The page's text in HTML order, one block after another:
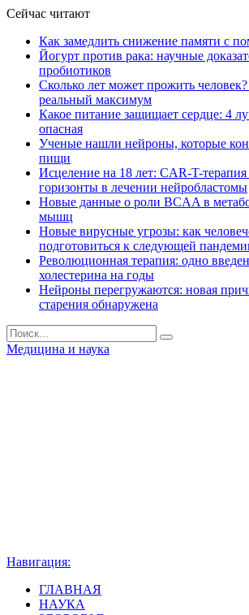
Сейчас читают
Как замедлить снижение памяти с
Йогурт против рака: научные
пробиотиков
Сколько лет может прожить
реальный максимум
Какое питание защищает сердце: 4
опасная
Ученые нашли нейроны, которые
пищи
Исцеление на 18 лет: CAR-T-
горизонты в лечении нейробластомы
Новые данные о роли BCAA в
мышц
Новые вирусные угрозы: как
подготовиться к следующей
Революционная терапия: одно
холестерина на годы
Нейроны перегружаются: новая
старения обнаружена
Медицина и наука
Навигация:
ГЛАВНАЯ
НАУКА